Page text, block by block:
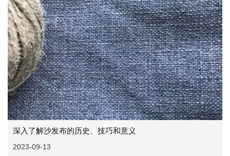
深入了解沙发布的历史、技巧和意义
2023-09-13